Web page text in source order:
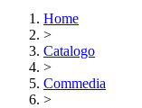
Home
>
Catalogo
>
Commedia
>